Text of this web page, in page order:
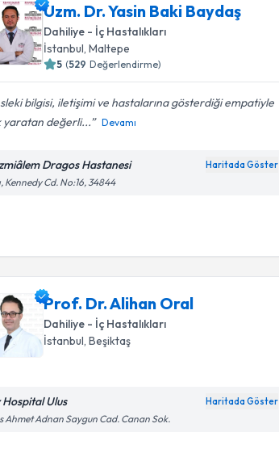
Uzm. Dr. Yasin Baki Baydaş
Dahiliye - İç Hastalıkları
İstanbul, Maltepe
5 (529 Değerlendirme)
bilgisi, iletişimi ve hastalarına gösterdiği empatiyle
yaratan değerli...
Devamı
Dragos Hastanesi Haritada Göster
Kennedy Cd. No:16, 34844
Prof. Dr. Alihan Oral
Dahiliye - İç Hastalıkları
İstanbul , Beşiktaş
Hospital Ulus Haritada Göster
Ahmet Adnan Saygun Cad. Canan Sok.